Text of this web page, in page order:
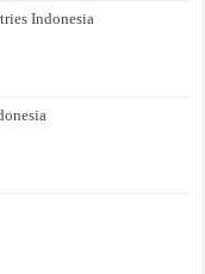
Indonesia